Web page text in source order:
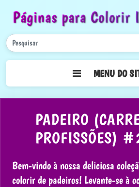
Páginas para Colorir
MENU DO
PADEIRO
PROFISSÕES)
Bem-vindo à nossa deliciosa
colorir de padeiros! Levante-se à